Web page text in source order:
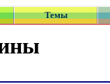
Темы